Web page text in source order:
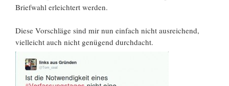
Briefwahl erleichtert werden.
Diese Vorschläge sind mir nun einfach nicht ausreichend,
vielleicht auch nicht genügend durchdacht.